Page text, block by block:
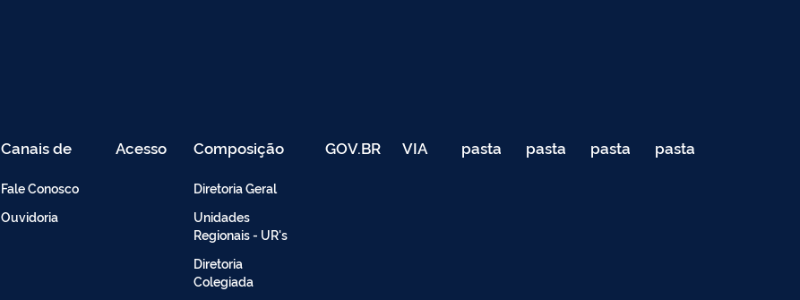
Canais de
Fale Conosco
Ouvidoria
Acesso Composição
Diretoria Geral
Unidades
Regionais - UR's
Diretoria
Colegiada
GOV.BR VIA pasta
de
pasta
de
pasta
de
pasta
de